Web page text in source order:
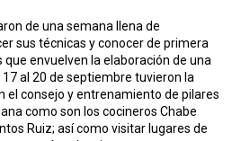
de una semana llena de
sus técnicas y conocer de primera
envuelven la elaboración de una
al 20 de septiembre tuvieron la
el consejo y entrenamiento de pilares
como son los cocineros Chabe
Ruiz; así como visitar lugares de